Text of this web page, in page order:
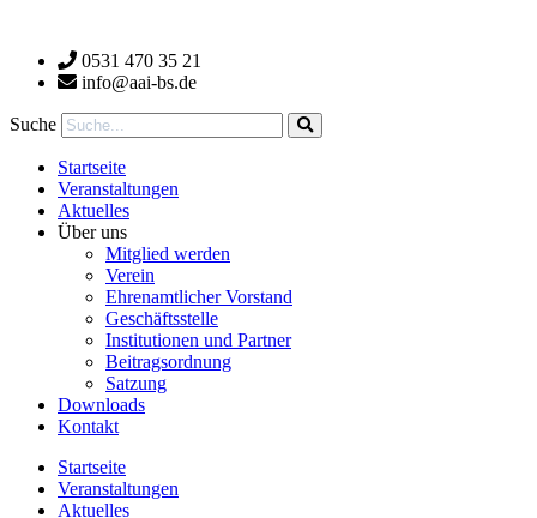
wechseln 0531 470 35 21
info@aai-bs.de
Suche
Startseite
Veranstaltungen
Aktuelles
Über uns
Mitglied werden
Verein
Ehrenamtlicher Vorstand
Geschäftsstelle
Institutionen und Partner
Beitragsordnung
Satzung
Downloads
Kontakt
Startseite
Veranstaltungen
Aktuelles